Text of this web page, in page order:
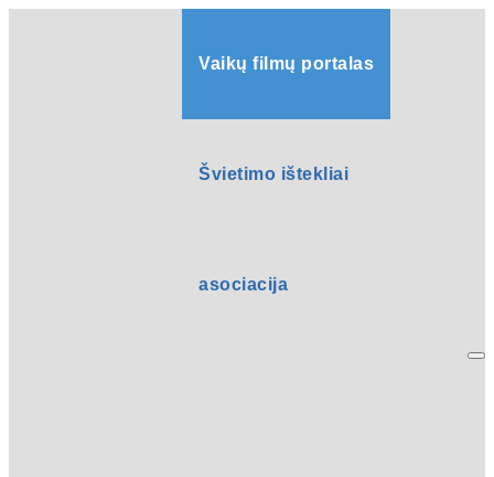
Vaikų filmų portalas
Švietimo ištekliai
asociacija